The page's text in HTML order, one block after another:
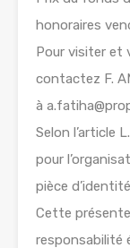
honoraires
Pour visiter et
contactez F.
à
Selon l’article
pour
pièce
Cette
responsabilité